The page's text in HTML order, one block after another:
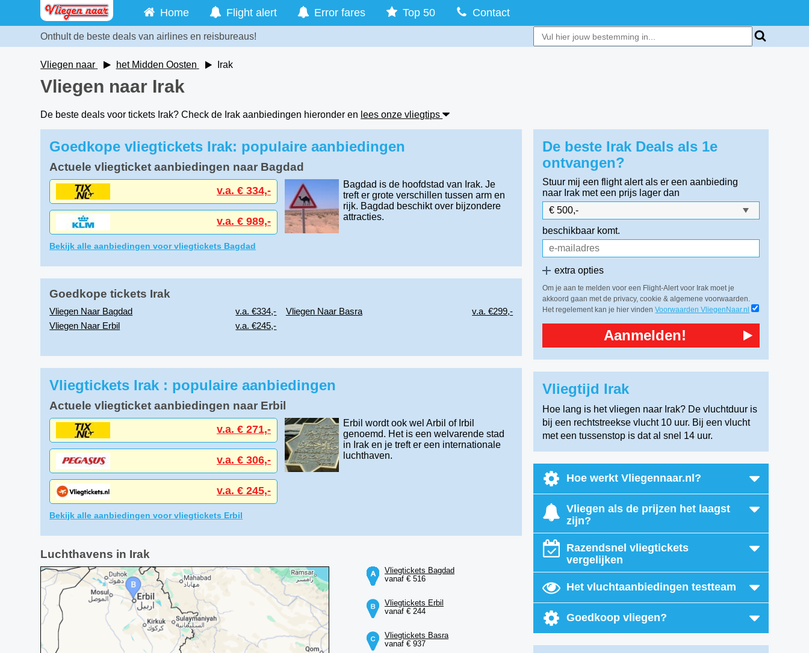
Home Flight alert Error fares Top 50 Contact
Onthult de beste deals van airlines en reisbureaus!
Vliegen naar het Midden Oosten Irak
Vliegen naar Irak
De beste deals voor tickets Irak? Check de Irak aanbiedingen hieronder en lees onze vliegtips
Goedkope vliegtickets Irak: populaire aanbiedingen
Actuele vliegticket aanbiedingen naar Bagdad
v.a. € 334,-
v.a. € 989,-
Bekijk alle aanbiedingen voor vliegtickets Bagdad
Bagdad is de hoofdstad van Irak. Je
treft er grote verschillen tussen arm en
rijk. Bagdad beschikt over bijzondere
attracties.
Goedkope tickets Irak
Vliegen Naar Bagdad v.a. €334,- Vliegen Naar Basra
v.a. €299,-
Vliegen Naar Erbil
v.a. €245,-
Vliegtickets Irak : populaire aanbiedingen
Actuele vliegticket aanbiedingen naar Erbil
v.a. € 271,-
v.a. € 306,-
v.a. € 245,-
Bekijk alle aanbiedingen voor vliegtickets Erbil
Erbil wordt ook wel Arbil of Irbil
genoemd. Het is een welvarende stad
in Irak en je treft er een internationale
luchthaven.
Luchthavens in Irak
Vliegtickets Bagdad
vanaf € 516
Vliegtickets Erbil
vanaf € 244
Vliegtickets Basra
vanaf € 937
De beste Irak Deals als 1e
ontvangen?
Stuur mij een flight alert als er een aanbieding
naar Irak met een prijs lager dan
beschikbaar komt.
extra opties
Om je aan te melden voor een Flight-Alert voor Irak moet je
akkoord gaan met de privacy, cookie & algemene voorwaarden.
Het regelement kan je hier vindenVoorwaarden VliegenNaar.nl
Aanmelden!
Vliegtijd Irak
Hoe lang is het vliegen naar Irak? De vluchtduur is
bij een rechtstreekse vlucht 10 uur. Bij een vlucht
met een tussenstop is dat al snel 14 uur.
Hoe werkt Vliegennaar.nl?
Vliegen als de prijzen het laagst
zijn?
Razendsnel vliegtickets
vergelijken
Het vluchtaanbiedingen testteam
Goedkoop vliegen?